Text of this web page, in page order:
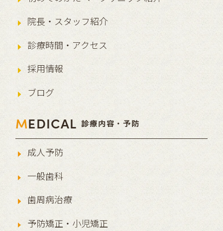
院長・スタッフ紹介
診療時間・アクセス
採用情報
ブログ
MEDICAL 診療内容・予防
成人予防
一般歯科
歯周病治療
予防矯正・小児矯正